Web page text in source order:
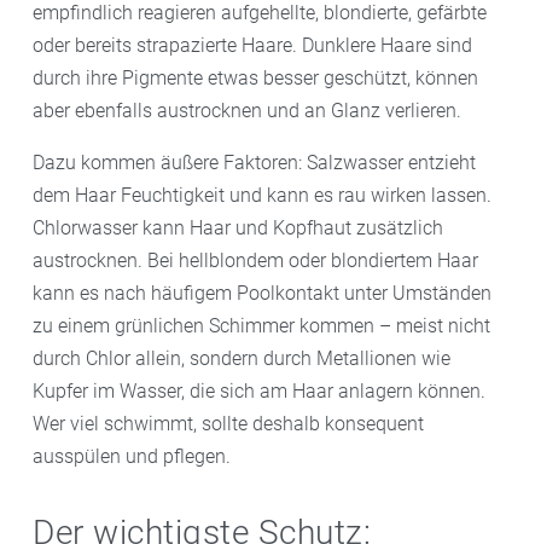
empfindlich reagieren aufgehellte, blondierte, gefärbte
oder bereits strapazierte Haare. Dunklere Haare sind
durch ihre Pigmente etwas besser geschützt, können
aber ebenfalls austrocknen und an Glanz verlieren.
Dazu kommen äußere Faktoren: Salzwasser entzieht
dem Haar Feuchtigkeit und kann es rau wirken lassen.
Chlorwasser kann Haar und Kopfhaut zusätzlich
austrocknen. Bei hellblondem oder blondiertem Haar
kann es nach häufigem Poolkontakt unter Umständen
zu einem grünlichen Schimmer kommen – meist nicht
durch Chlor allein, sondern durch Metallionen wie
Kupfer im Wasser, die sich am Haar anlagern können.
Wer viel schwimmt, sollte deshalb konsequent
ausspülen und pflegen.
Der wichtigste Schutz: